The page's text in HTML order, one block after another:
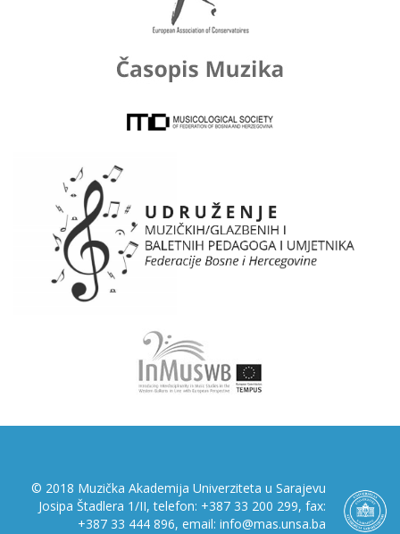
© 2018 Muzička Akademija Univerziteta u Sarajevu
Josipa Štadlera 1/II, telefon: +387 33 200 299, fax:
+387 33 444 896, email: info@mas.unsa.ba